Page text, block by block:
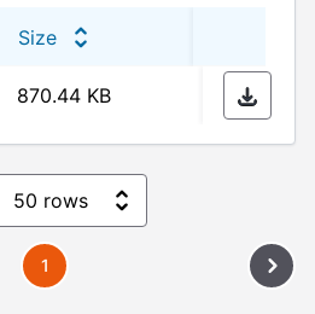
Size
870.44 KB
50 rows
1